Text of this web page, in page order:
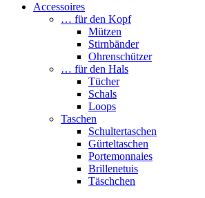
Accessoires
… für den Kopf
Mützen
Stirnbänder
Ohrenschützer
… für den Hals
Tücher
Schals
Loops
Taschen
Schultertaschen
Gürteltaschen
Portemonnaies
Brillenetuis
Täschchen